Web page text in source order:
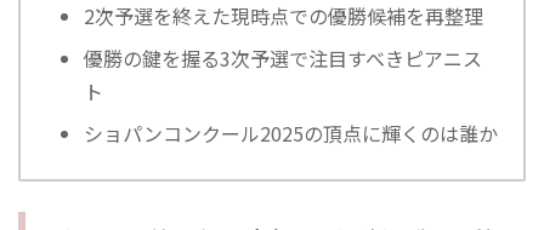
2次予選を終えた現時点での優勝候補を再整理
優勝の鍵を握る3次予選で注目すべきピアニス
ト
ショパンコンクール2025の頂点に輝くのは誰か